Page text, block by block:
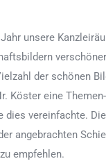
unsere
der schönen
Köster eine
dies vereinfachte.
angebrachten
empfehlen.